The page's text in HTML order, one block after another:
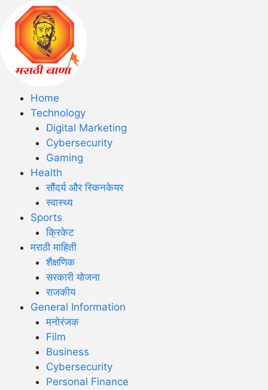
Home
Technology
Digital Marketing
Cybersecurity
Gaming
Health
सौंदर्य और स्किनकेयर
स्वास्थ्य
Sports
क्रिकेट
मराठी माहिती
शैक्षणिक
सरकारी योजना
राजकीय
General Information
मनोरंजक
Film
Business
Cybersecurity
Personal Finance